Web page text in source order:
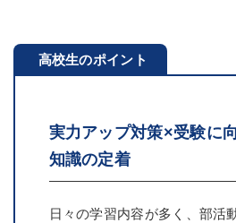
高校生のポイント
実力アップ対策×受験に
知識の定着
日々の学習内容が多く、部活